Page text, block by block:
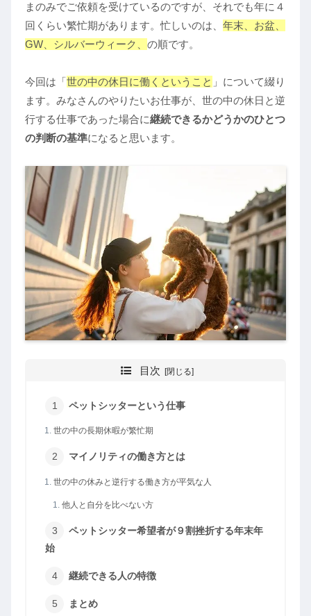
まのみでご依頼を受けているのですが、それでも年に４
回くらい繁忙期があります。忙しいのは、 年末、お盆、
GW、シルバーウィーク、 の順です。
今回は「世の中の休日に働くということ 」について綴り
ます。みなさんのやりたいお仕事が、世の中の休日と逆
行する仕事であった場合に継続できるかどうかのひとつ
の判断の基準になると思います。
目次
ペットシッターという仕事
世の中の長期休暇が繁忙期
マイノリティの働き方とは
世の中の休みと逆行する働き方が平気な人
他人と自分を比べない方
ペットシッター希望者が９割挫折する年末年
始
継続できる人の特徴
まとめ